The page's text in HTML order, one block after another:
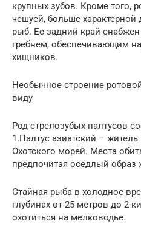
крупных зубов. Кроме того,
чешуей, больше
рыб. Ее задний край
гребнем, обеспечивающим
хищников.
Необычное строение
виду
Род стрелозубых палтусов
1.Палтус азиатский –
Охотского морей. Места
предпочитая оседлый образ
Стайная рыба в холодное
глубинах от 25 метров до 2
охотиться на мелководье.